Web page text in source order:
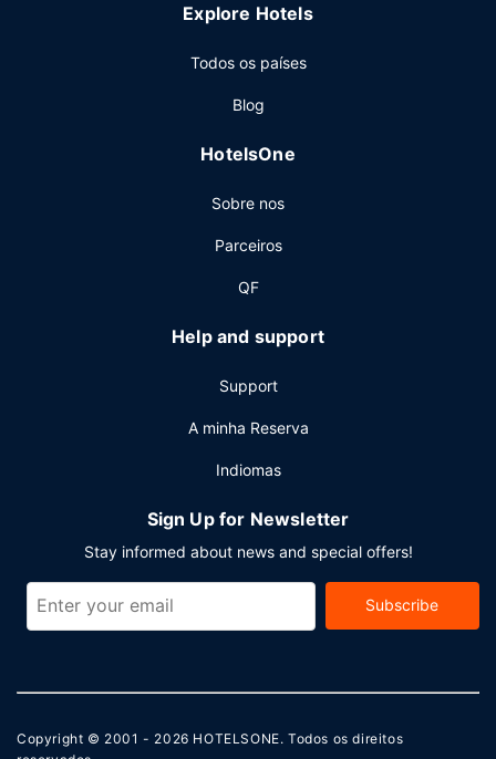
aberto 24 horas, um serviço de limpeza a seco e uma
Explore Hotels
Todos os países
Blog
HotelsOne
Sobre nos
Parceiros
QF
Help and support
Support
A minha Reserva
Indiomas
Sign Up for Newsletter
Stay informed about news and special offers!
Subscribe
Copyright © 2001 - 2026 HOTELSONE. Todos os direitos